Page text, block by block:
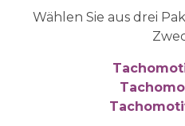
Wählen Sie aus drei